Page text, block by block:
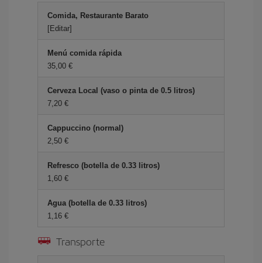
Comida, Restaurante Barato
[Editar]
Menú comida rápida
35,00 €
Cerveza Local (vaso o pinta de 0.5 litros)
7,20 €
Cappuccino (normal)
2,50 €
Refresco (botella de 0.33 litros)
1,60 €
Agua (botella de 0.33 litros)
1,16 €
Transporte